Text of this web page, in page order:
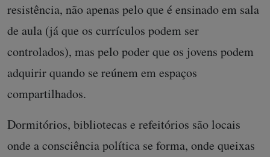
resistência, não apenas pelo que é ensinado em sala
de aula (já que os currículos podem ser
controlados), mas pelo poder que os jovens podem
adquirir quando se reúnem em espaços
compartilhados.
Dormitórios, bibliotecas e refeitórios são locais
onde a consciência política se forma, onde queixas